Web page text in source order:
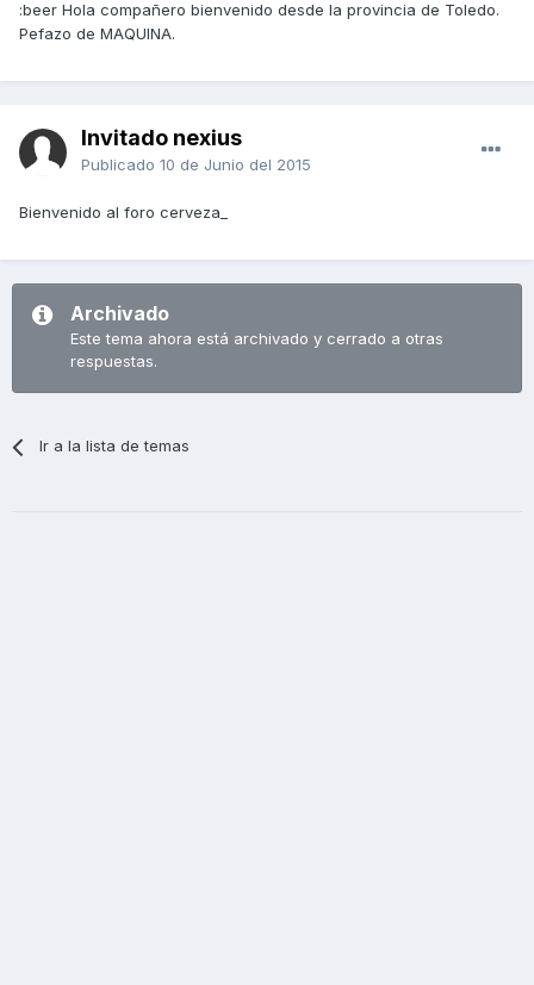
:beer Hola compañero bienvenido desde la provincia de Toledo.
Pefazo de MAQUINA.
Invitado nexius
Publicado 10 de Junio del 2015
Bienvenido al foro cerveza_
Archivado
Este tema ahora está archivado y cerrado a otras
respuestas.
Ir a la lista de temas